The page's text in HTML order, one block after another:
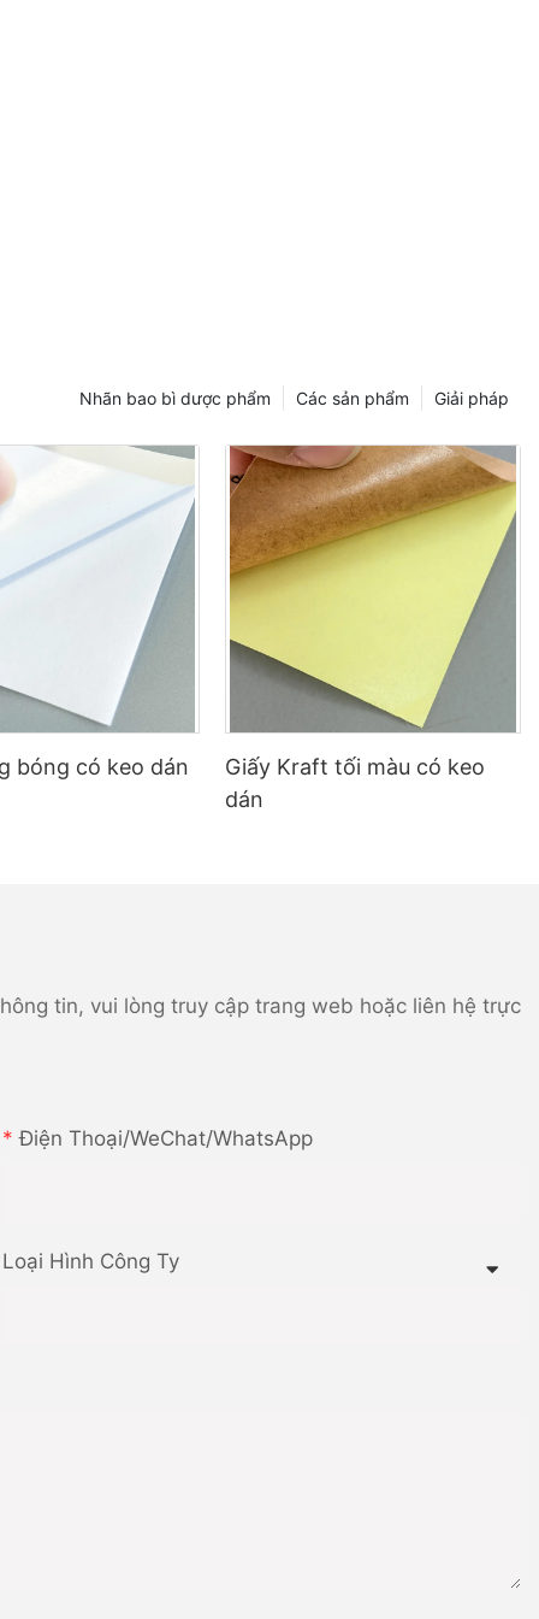
Giải pháp
Các sản phẩm
Nhãn bao bì dược phẩm
bóng có keo dán
Giấy Kraft tối màu có keo
dán
tin, vui lòng truy cập trang web hoặc liên hệ trực
Điện Thoại/WeChat/WhatsApp
Loại Hình Công Ty